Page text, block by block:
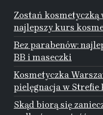
Zostań
najlepszy kurs
Bez parabenów:
BB i maseczki
Kosmetyczka
pielęgnacja w Strefie
Skąd biorą się